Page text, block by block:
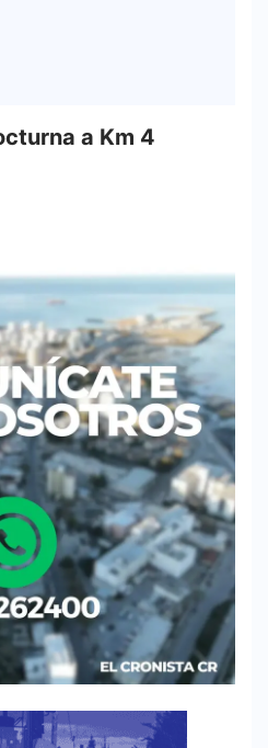
a Km 4